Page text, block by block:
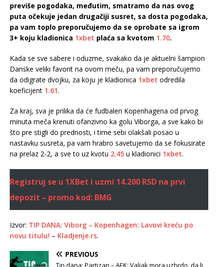
previše pogodaka, međutim, smatramo da nas ovog
puta očekuje jedan drugačiji susret, sa dosta pogodaka,
pa vam toplo preporučujemo da se oprobate sa igrom
3+ koju kladionica 1xbet plaća sa kvotom 1.70.
Kada se sve sabere i oduzme, svakako da je aktuelni šampion
Danske veliki favorit na ovom meču, pa vam preporučujemo
da odigrate dvojku, za koju je kladionica 1xbet odredila
koeficijent 1.61.
Za kraj, sva je prilika da će fudbaleri Kopenhagena od prvog
minuta meča krenuti ofanzivno ka golu Viborga, a sve kako bi
što pre stigli do prednosti, i time sebi olakšali posao u
nastavku susreta, pa vam hrabro savetujemo da se fokusirate
na prelaz 2-2, a sve to uz kvotu 2.45 u kladionici 1xbet.
Registruj se u 1XBet i uzmi 14.200 RSD na prvi
depozit – promo kod: BMG
Izvor: TIP DANA: Viborg – Kopenhagen: Lavovi kreću po
novu titulu! – Kladjenje.rs.
PREVIOUS
Tip dana: Partizan – AEK: Valjak mora uzbrdo, da li